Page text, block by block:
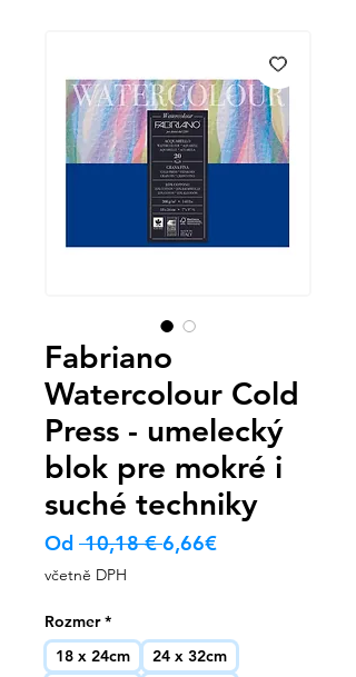
Fabriano
Watercolour Cold
Press - umelecký
blok pre mokré i
suché techniky
Od 10,18 € Běžná
6,66€Zvýhodněná
včetně DPH
Rozmer *
18 x 24cm
24 x 32cm